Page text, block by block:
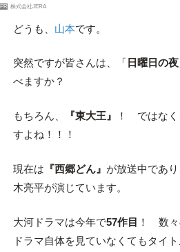
PR 株式会社JERA
どうも、 山本です。
突然ですが皆さんは、「 日曜日の夜
べますか？
もちろん、 『東大王』 ！ ではなく
すよね！！！
現在は 『西郷どん』 が放送中であ
木亮平が演じています。
大河ドラマは今年で57作目 ！ 数々
ドラマ自体を見ていなくてもタイ